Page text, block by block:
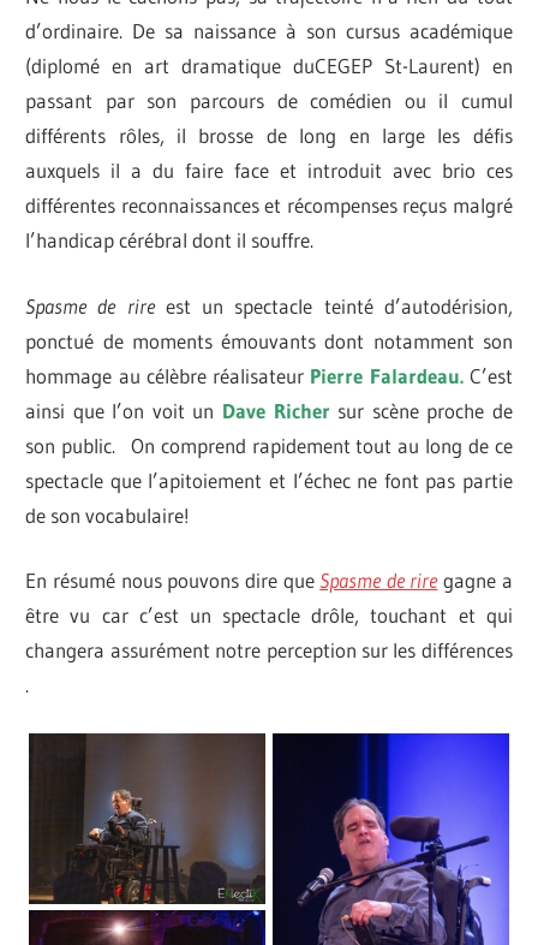
d’ordinaire. De sa naissance à son cursus académique
(diplomé en art dramatique duCEGEP St-Laurent) en
passant par son parcours de comédien ou il cumul
différents rôles, il brosse de long en large les défis
auxquels il a du faire face et introduit avec brio ces
différentes reconnaissances et récompenses reçus malgré
l’handicap cérébral dont il souffre.
Spasme de rireest un spectacle teinté d’autodérision,
ponctué de moments émouvants dont notamment son
hommage au célèbre réalisateur Pierre Falardeau.C’est
ainsi que l’on voit un Dave Richersur scène proche de
son public. On comprend rapidement tout au long de ce
spectacle que l’apitoiement et l’échec ne font pas partie
de son vocabulaire!
En résumé nous pouvons dire queSpasme de rire gagne a
être vu car c’est un spectacle drôle, touchant et qui
changera assurément notre perception sur les différences
.